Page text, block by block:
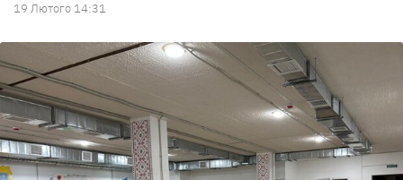
19 Лютого 14:31